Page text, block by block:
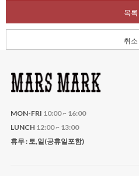
목록
취소
MON-FRI 10:00 ~ 16:00
LUNCH 12:00 ~ 13:00
휴무 : 토,일(공휴일포함)